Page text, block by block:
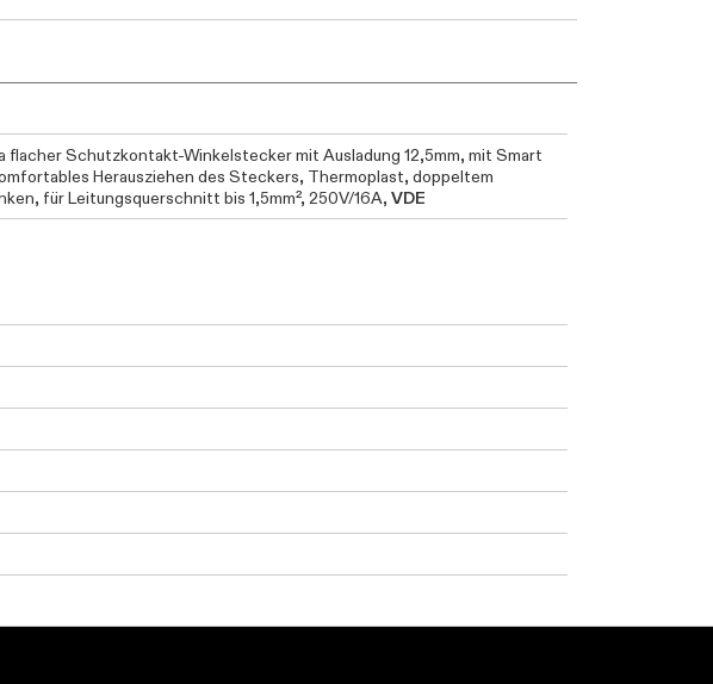
Schutzkontakt-Winkelstecker mit Ausladung 12,5mm, mit Smart
Herausziehen des Steckers, Thermoplast, doppeltem
für Leitungsquerschnitt bis 1,5mm², 250V/16A, VDE